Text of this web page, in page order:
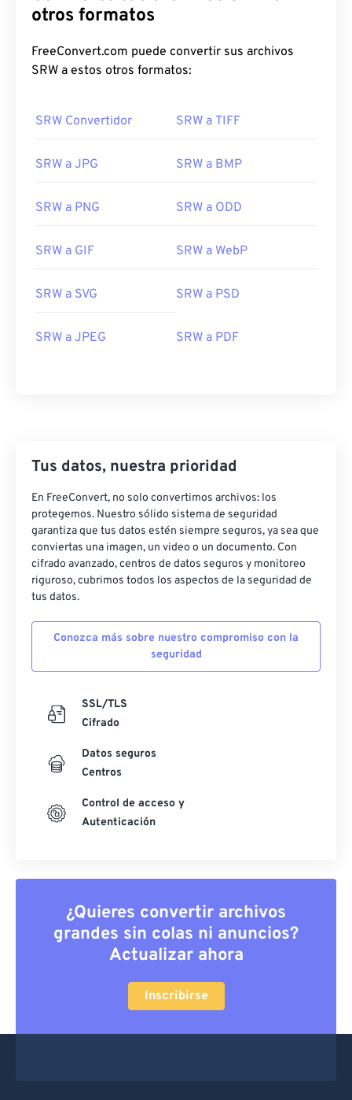
otros formatos
FreeConvert.com puede convertir sus archivos
SRW a estos otros formatos:
SRW Convertidor SRW a TIFF
SRW a JPG SRW a BMP
SRW a PNG SRW a ODD
SRW a GIF SRW a WebP
SRW a SVG SRW a PSD
SRW a JPEG SRW a PDF
Tus datos, nuestra prioridad
En FreeConvert, no solo convertimos archivos: los
protegemos. Nuestro sólido sistema de seguridad
garantiza que tus datos estén siempre seguros, ya sea que
conviertas una imagen, un video o un documento. Con
cifrado avanzado, centros de datos seguros y monitoreo
riguroso, cubrimos todos los aspectos de la seguridad de
tus datos.
Conozca más sobre nuestro compromiso con la
seguridad
SSL/TLS
Cifrado
Datos seguros
Centros
Control de acceso y
Autenticación
¿Quieres convertir archivos
grandes sin colas ni anuncios?
Actualizar ahora
Inscribirse